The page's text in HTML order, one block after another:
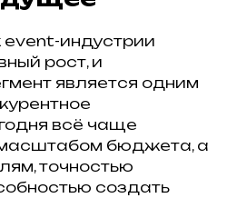
event-индустрии
рост, и
является одним
всё чаще
бюджета, а
точностью
создать